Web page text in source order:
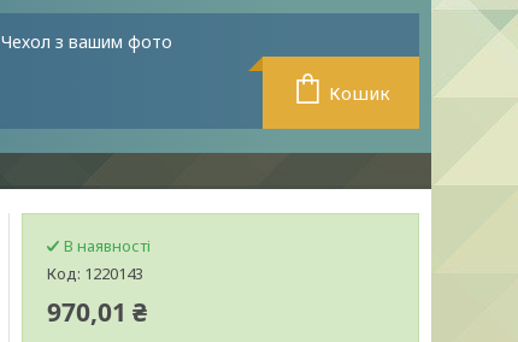
Чехол з вашим фото
Кошик
В наявності
Код: 1220143
970,01 ₴